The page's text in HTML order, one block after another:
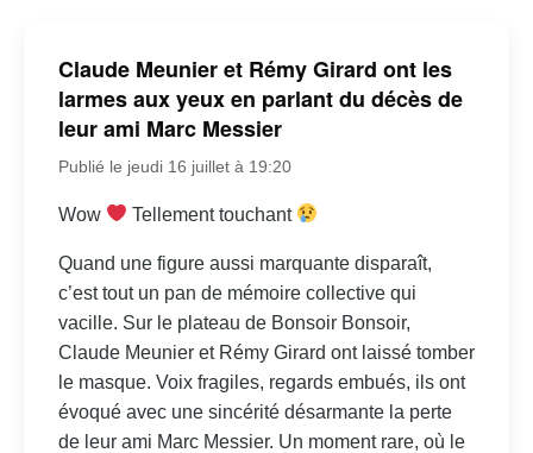
Claude Meunier et Rémy Girard ont les
larmes aux yeux en parlant du décès de
leur ami Marc Messier
Publié le jeudi 16 juillet à 19:20
Wow Tellement touchant
Quand une figure aussi marquante disparaît,
c’est tout un pan de mémoire collective qui
vacille. Sur le plateau de Bonsoir Bonsoir,
Claude Meunier et Rémy Girard ont laissé tomber
le masque. Voix fragiles, regards embués, ils ont
évoqué avec une sincérité désarmante la perte
de leur ami Marc Messier. Un moment rare, où le